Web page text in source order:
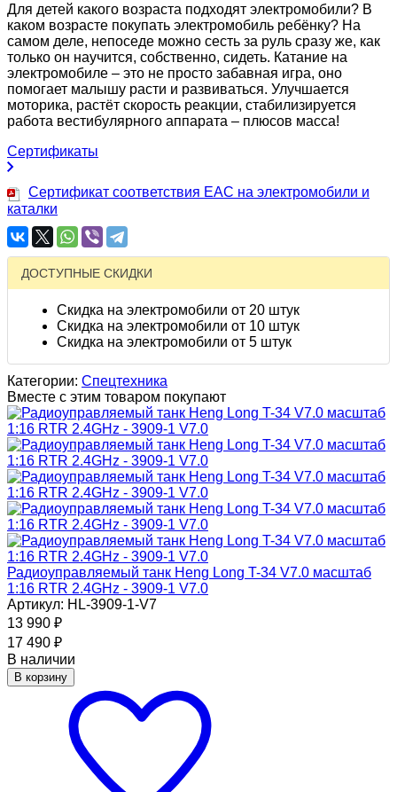
Для детей какого возраста подходят электромобили? В
каком возрасте покупать электромобиль ребёнку? На
самом деле, непоседе можно сесть за руль сразу же, как
только он научится, собственно, сидеть. Катание на
электромобиле – это не просто забавная игра, оно
помогает малышу расти и развиваться. Улучшается
моторика, растёт скорость реакции, стабилизируется
работа вестибулярного аппарата – плюсов масса!
Сертификаты
Сертификат соответствия EAC на электромобили и
каталки
ДОСТУПНЫЕ СКИДКИ
Скидка на электромобили от 20 штук
Скидка на электромобили от 10 штук
Скидка на электромобили от 5 штук
Категории: Спецтехника
Вместе с этим товаром покупают
Радиоуправляемый танк Heng Long T-34 V7.0 масштаб
1:16 RTR 2.4GHz - 3909-1 V7.0
Артикул: HL-3909-1-V7
13 990 ₽
17 490 ₽
В наличии
В корзину